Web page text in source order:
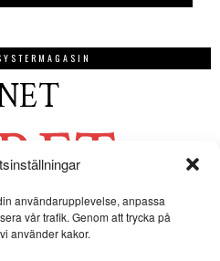
användarupplevelse, anpassa
vår trafik. Genom att trycka på
använder kakor.